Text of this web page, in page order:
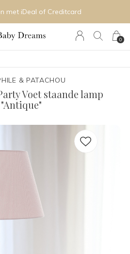
0
met iDeal of Creditcard
& PATACHOU
Voet staande lamp
"Antique"